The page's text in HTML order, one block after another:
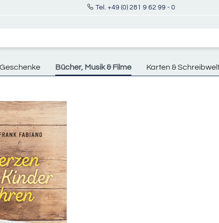
Tel. +49 (0) 281 9 62 99 - 0
Geschenke Bücher, Musik & Filme Karten &